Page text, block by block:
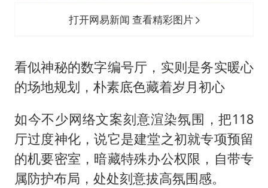
打开网易新闻 查看精彩图片
看似神秘的数字编号厅，实则是务实暖心
的场地规划，朴素底色藏着岁月初心
如今不少网络文案刻意渲染氛围，把118
厅过度神化，说它是建堂之初就专项预留
的机要密室，暗藏特殊办公权限，自带专
属防护布局，处处刻意拔高氛围感。